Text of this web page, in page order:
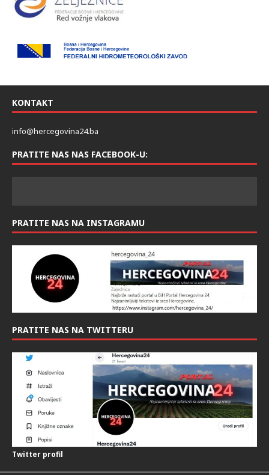
KONTAKT
info@hercegovina24.ba
PRATITE NAS NAS FACEBOOK-U:
PRATITE NAS NA INSTAGRAMU
PRATITE NAS NA TWITTERU
Twitter profil